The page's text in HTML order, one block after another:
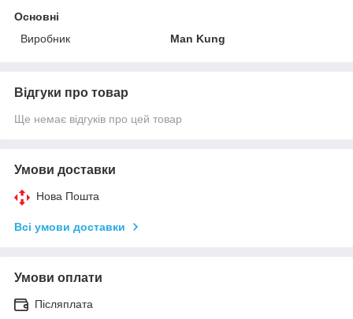
Основні
Виробник
Man Kung
Відгуки про товар
Ще немає відгуків про цей товар
Умови доставки
Нова Пошта
Всі умови доставки
Умови оплати
Післяплата